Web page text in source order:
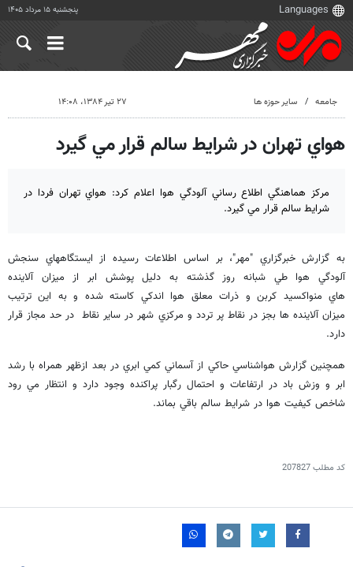
پنجشنبه ۱۵ مرداد ۱۴۰۵
جامعه سایر حوزه ها ۲۷ تیر ۱۳۸۴، ۱۴:۰۸
هواي تهران در شرايط سالم قرار مي گيرد
مركز هماهنگي اطلاع رساني آلودگي هوا اعلام كرد: هواي تهران فردا در
شرايط سالم قرار مي گيرد.
به گزارش خبرگزاري "مهر"، بر اساس اطلاعات رسيده از ايستگاههاي سنجش
آلودگي هوا طي شبانه روز گذشته به دليل پوشش ابر از ميزان آلاينده
هاي منواكسيد كربن و ذرات معلق هوا اندكي كاسته شده و به اين ترتيب
ميزان آلاينده ها بجز در نقاط پر تردد و مركزي شهر در ساير نقاط در حد مجاز قرار
دارد.
همچنين گزارش هواشناسي حاكي از آسماني كمي ابري در بعد ازظهر همراه با رشد
ابر و وزش باد در ارتفاعات و احتمال رگبار پراكنده وجود دارد و انتظار مي رود
شاخص كيفيت هوا در شرايط سالم باقي بماند.
کد مطلب207827